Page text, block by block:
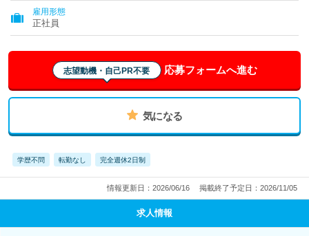
雇用形態
正社員
志望動機・自己PR不要 応募フォームへ進む
気になる
学歴不問 転勤なし 完全週休2日制
情報更新日：2026/06/16 掲載終了予定日：2026/11/05
求人情報